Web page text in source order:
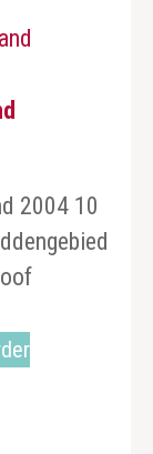
2004 10